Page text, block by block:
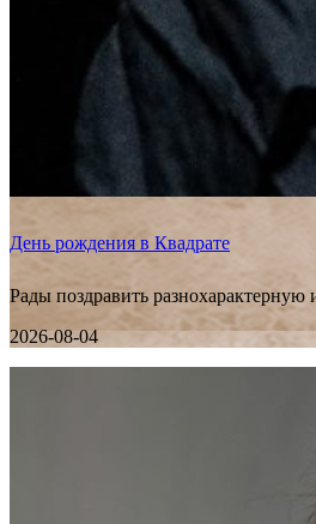
День рождения в Квадрате
Рады поздравить
2026-08-04